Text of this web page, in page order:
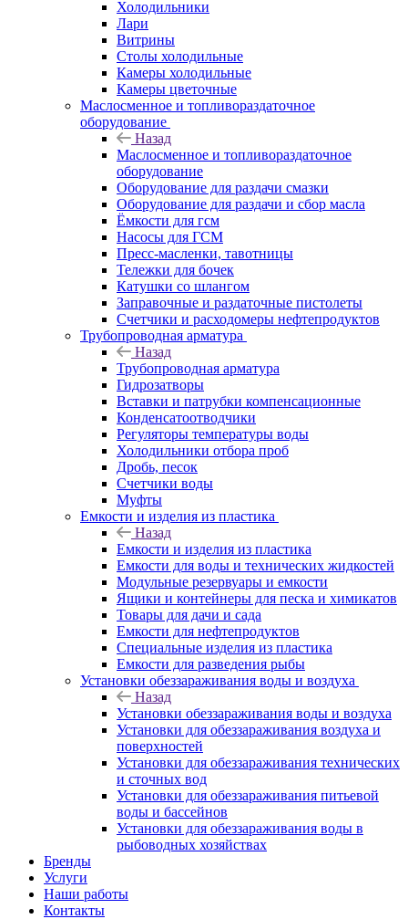
Холодильники
Лари
Витрины
Столы холодильные
Камеры холодильные
Камеры цветочные
Маслосменное и топливораздаточное
оборудование
Назад
Маслосменное и топливораздаточное
оборудование
Оборудование для раздачи смазки
Оборудование для раздачи и сбор масла
Ёмкости для гсм
Насосы для ГСМ
Пресс-масленки, тавотницы
Тележки для бочек
Катушки со шлангом
Заправочные и раздаточные пистолеты
Счетчики и расходомеры нефтепродуктов
Трубопроводная арматура
Назад
Трубопроводная арматура
Гидрозатворы
Вставки и патрубки компенсационные
Конденсатоотводчики
Регуляторы температуры воды
Холодильники отбора проб
Дробь, песок
Счетчики воды
Муфты
Емкости и изделия из пластика
Назад
Емкости и изделия из пластика
Емкости для воды и технических жидкостей
Модульные резервуары и емкости
Ящики и контейнеры для песка и химикатов
Товары для дачи и сада
Емкости для нефтепродуктов
Специальные изделия из пластика
Емкости для разведения рыбы
Установки обеззараживания воды и воздуха
Назад
Установки обеззараживания воды и воздуха
Установки для обеззараживания воздуха и
поверхностей
Установки для обеззараживания технических
и сточных вод
Установки для обеззараживания питьевой
воды и бассейнов
Установки для обеззараживания воды в
рыбоводных хозяйствах
Бренды
Услуги
Наши работы
Контакты